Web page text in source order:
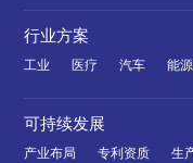
行业方案
工业 医疗 汽车 能
可持续发展
产业布局 专利资质 生